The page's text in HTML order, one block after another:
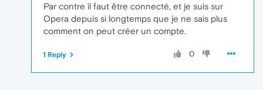
Par contre il faut être connecté, et je suis sur
Opera depuis si longtemps que je ne sais plus
comment on peut créer un compte.
0
1 Reply